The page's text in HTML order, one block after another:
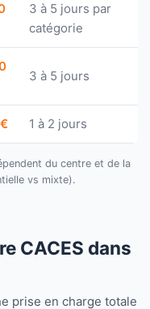
3 à 5 jours par
catégorie
3 à 5 jours
1 à 2 jours
du centre et de la
vs mixte).
CACES dans
prise en charge totale